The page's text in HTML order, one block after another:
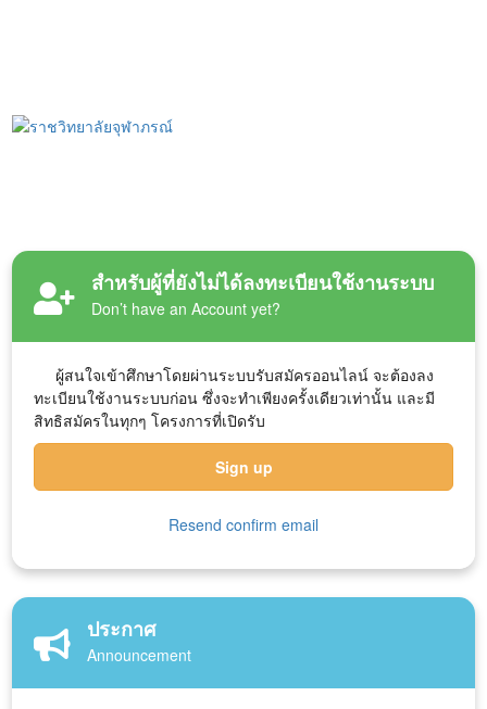
สำหรับผู้ที่ยังไม่ได้ลงทะเบียนใช้งานระบบ
Don’t have an Account yet?
ผู้สนใจเข้าศึกษาโดยผ่านระบบรับสมัครออนไลน์ จะต้องลง
ทะเบียนใช้งานระบบก่อน ซึ่งจะทำเพียงครั้งเดียวเท่านั้น และมี
สิทธิสมัครในทุกๆ โครงการที่เปิดรับ
Resend confirm email
ประกาศ
Announcement